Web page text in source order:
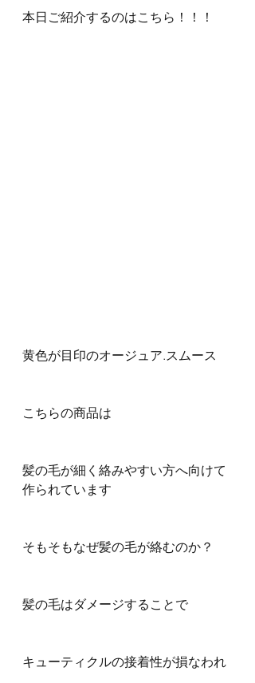
本日ご紹介するのはこちら！！！
黄色が目印のオージュア.スムース
こちらの商品は
髪の毛が細く絡みやすい方へ向けて
作られています
そもそもなぜ髪の毛が絡むのか？
髪の毛はダメージすることで
キューティクルの接着性が損なわれ